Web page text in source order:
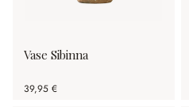
Vase Sibinna
39,95 €